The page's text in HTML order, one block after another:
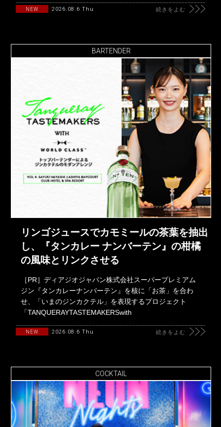
NEW 2026.08.6 Thu 続きをよむ
BARTENDER
リンゴジュースでカモミールの茶葉を抽出
し、『タンカレー ナンバーテン』の柑橘
の風味とリンクさせる
［PR］ディアジオジャパン株式会社スーパープレミアム
ジン『タンカレーナンバーテン』を核に「お茶」を合わ
せ、「いまのジンカクテル」を表現するプロジェクト
「TANQUERAYTASTEMAKERSwith
NEW 2026.08.6 Thu 続きをよむ
COCKTAIL